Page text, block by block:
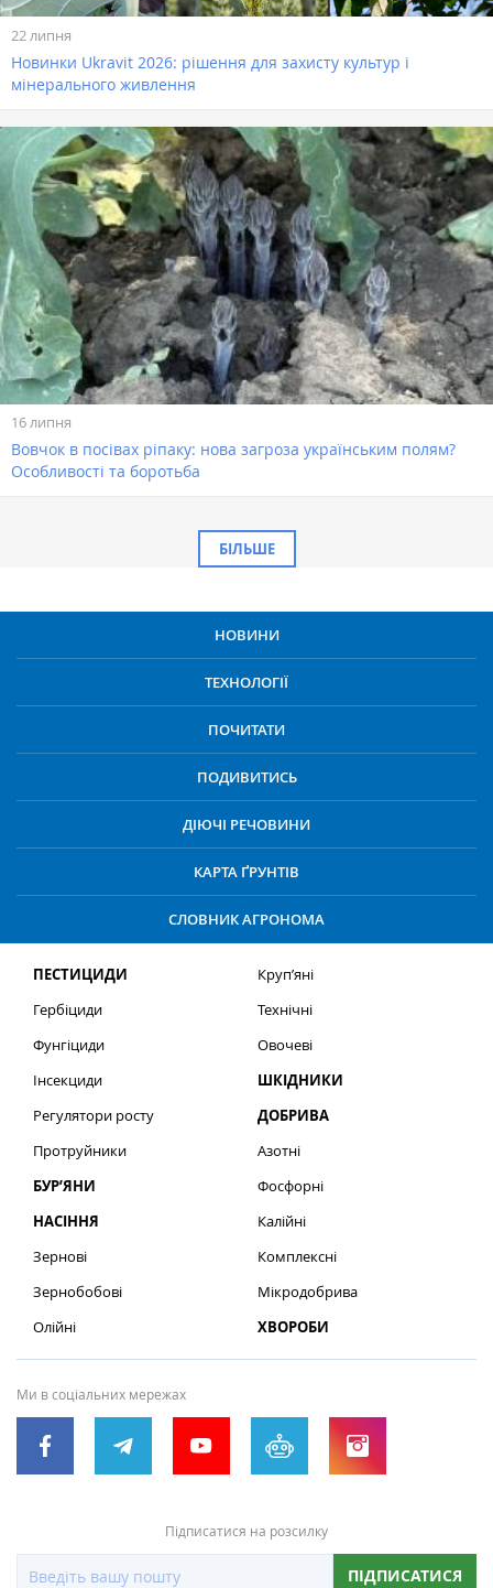
22 липня
Новинки Ukravit 2026: рішення для захисту культур і
мінерального живлення
16 липня
Вовчок в посівах ріпаку: нова загроза українським полям?
Особливості та боротьба
БІЛЬШЕ
НОВИНИ
ТЕХНОЛОГІЇ
ПОЧИТАТИ
ПОДИВИТИСЬ
ДІЮЧІ РЕЧОВИНИ
КАРТА ҐРУНТІВ
СЛОВНИК АГРОНОМА
ПЕСТИЦИДИ
Гербіциди
Фунгіциди
Інсекциди
Регулятори росту
Протруйники
БУР’ЯНИ
НАСІННЯ
Зернові
Зернобобові
Олійні
Круп’яні
Технічні
Овочеві
ШКІДНИКИ
ДОБРИВА
Азотні
Фосфорні
Калійні
Комплексні
Мікродобрива
ХВОРОБИ
Ми в соціальних мережах
Підписатися на розсилку
ПІДПИСАТИСЯ